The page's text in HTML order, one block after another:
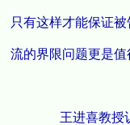
只有这样才能保证
流的界限问题更是值
王进喜教授认